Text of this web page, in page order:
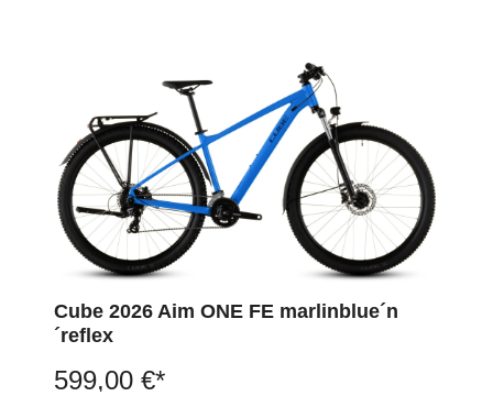
Cube 2026 Aim ONE FE marlinblue´n
´reflex
599,00 €*